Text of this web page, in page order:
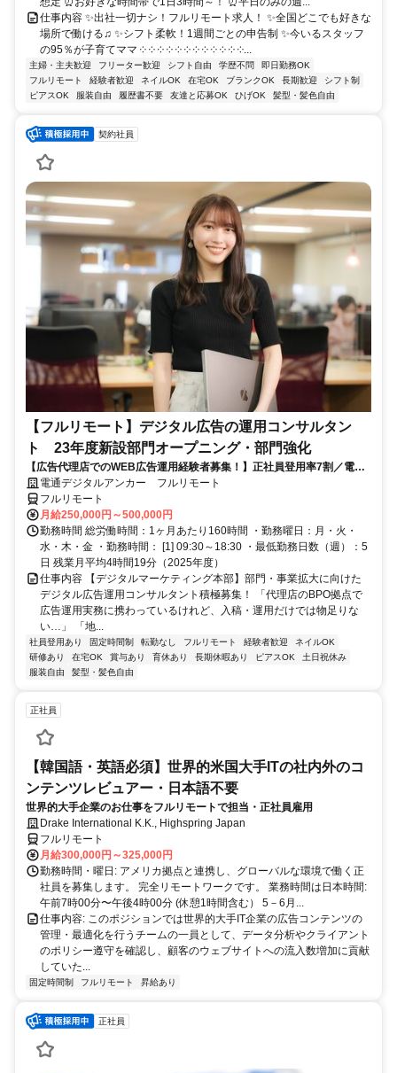
仕事内容 ✨出社一切ナシ！フルリモート求人！ ✨全国どこでも好きな
場所で働ける♫ ✨シフト柔軟！1週間ごとの申告制 ✨今いるスタッフ
の95％が子育てママ ༶ ༶ ༶ ༶ ༶ ༶ ༶ ༶ ༶ ༶ ༶ ༶...
主婦・主夫歓迎 フリーター歓迎 シフト自由 学歴不問
即日勤務OK
フルリモート
経験者歓迎 ネイルOK 在宅OK ブランクOK 長期歓迎
シフト制
ピアスOK
服装自由 履歴書不要 友達と応募OK ひげOK 髪型・髪色自由
契約社員
【フルリモート】デジタル広告の運用コンサルタン
ト 23年度新設部門オープニング・部門強化
【広告代理店でのWEB広告運用経験者募集！】正社員登用率7割／電通
G／全国×完全在宅／年休126日・土日祝休み／残業月平均4時間19分
電通デジタルアンカー フルリモート
フルリモート
月給250,000円～500,000円
勤務時間 総労働時間：1ヶ月あたり160時間 ・勤務曜日：月・火・
水・木・金 ・勤務時間： [1] 09:30～18:30 ・最低勤務日数（週）：5
日 残業月平均4時間19分（2025年度）
仕事内容 【デジタルマーケティング本部】部門・事業拡大に向けた
デジタル広告運用コンサルタント積極募集！ 「代理店のBPO拠点で
広告運用実務に携わっているけれど、入稿・運用だけでは物足りな
い…」 「地...
社員登用あり 固定時間制 転勤なし フルリモート 経験者歓迎
ネイルOK
研修あり
在宅OK 賞与あり 育休あり 長期休暇あり ピアスOK
土日祝休み
服装自由
髪型・髪色自由
正社員
【韓国語・英語必須】世界的米国大手ITの社内外のコ
ンテンツレビュアー・日本語不要
世界的大手企業のお仕事をフルリモートで担当・正社員雇用
Drake International K.K., Highspring Japan
フルリモート
月給300,000円～325,000円
勤務時間・曜日: アメリカ拠点と連携し、グローバルな環境で働く正
社員を募集します。 完全リモートワークです。 業務時間は日本時間:
午前7時00分〜午後4時00分 (休憩1時間含む） 5－6月...
仕事内容: このポジションでは世界的大手IT企業の広告コンテンツの
管理・最適化を行うチームの一員として、データ分析やクライアント
のポリシー遵守を確認し、顧客のウェブサイトへの流入数増加に貢献
していた...
固定時間制 フルリモート 昇給あり
正社員